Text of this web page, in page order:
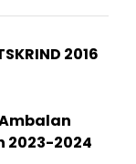
2016
2023-2024